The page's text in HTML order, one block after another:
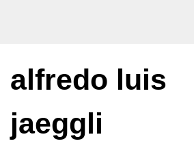
alfredo luis
jaeggli